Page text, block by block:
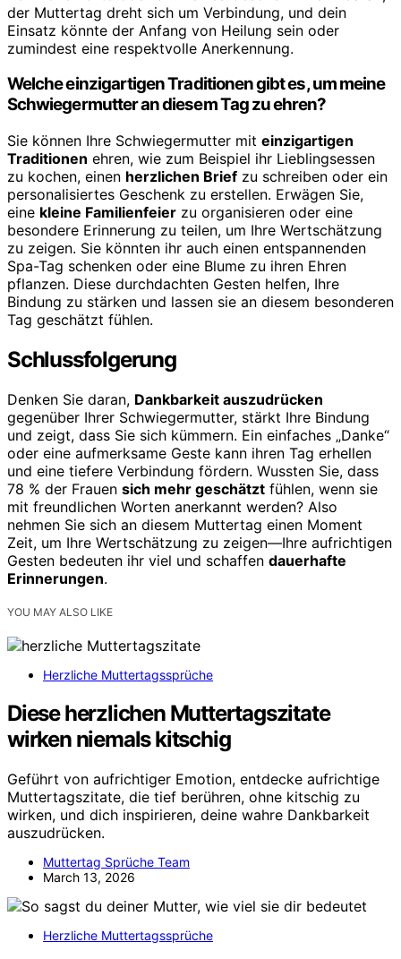
der Muttertag dreht sich um Verbindung, und dein
Einsatz könnte der Anfang von Heilung sein oder
zumindest eine respektvolle Anerkennung.
Welche einzigartigen Traditionen gibt es, um meine
Schwiegermutter an diesem Tag zu ehren?
Sie können Ihre Schwiegermutter mit einzigartigen
Traditionen ehren, wie zum Beispiel ihr Lieblingsessen
zu kochen, einen herzlichen Brief zu schreiben oder ein
personalisiertes Geschenk zu erstellen. Erwägen Sie,
eine kleine Familienfeier zu organisieren oder eine
besondere Erinnerung zu teilen, um Ihre Wertschätzung
zu zeigen. Sie könnten ihr auch einen entspannenden
Spa-Tag schenken oder eine Blume zu ihren Ehren
pflanzen. Diese durchdachten Gesten helfen, Ihre
Bindung zu stärken und lassen sie an diesem besonderen
Tag geschätzt fühlen.
Schlussfolgerung
Denken Sie daran, Dankbarkeit auszudrücken
gegenüber Ihrer Schwiegermutter, stärkt Ihre Bindung
und zeigt, dass Sie sich kümmern. Ein einfaches „Danke“
oder eine aufmerksame Geste kann ihren Tag erhellen
und eine tiefere Verbindung fördern. Wussten Sie, dass
78 % der Frauen sich mehr geschätzt fühlen, wenn sie
mit freundlichen Worten anerkannt werden? Also
nehmen Sie sich an diesem Muttertag einen Moment
Zeit, um Ihre Wertschätzung zu zeigen—Ihre aufrichtigen
Gesten bedeuten ihr viel und schaffen dauerhafte
Erinnerungen.
YOU MAY ALSO LIKE
Herzliche Muttertagssprüche
Diese herzlichen Muttertagszitate
wirken niemals kitschig
Geführt von aufrichtiger Emotion, entdecke aufrichtige
Muttertagszitate, die tief berühren, ohne kitschig zu
wirken, und dich inspirieren, deine wahre Dankbarkeit
auszudrücken.
Muttertag Sprüche Team
March 13, 2026
Herzliche Muttertagssprüche